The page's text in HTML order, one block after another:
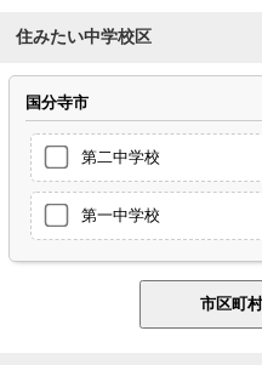
住みたい中学校区
国分寺市
第二中学校
第一中学校